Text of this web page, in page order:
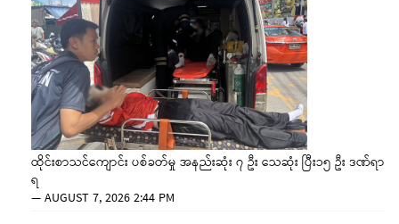
ထိုင်းစာသင်ကျောင်း ပစ်ခတ်မှု အနည်းဆုံး ၇ ဦး သေဆုံး ပြီး၁၅ ဦး ဒဏ်ရာ
ရ
—AUGUST 7, 2026 2:44 PM